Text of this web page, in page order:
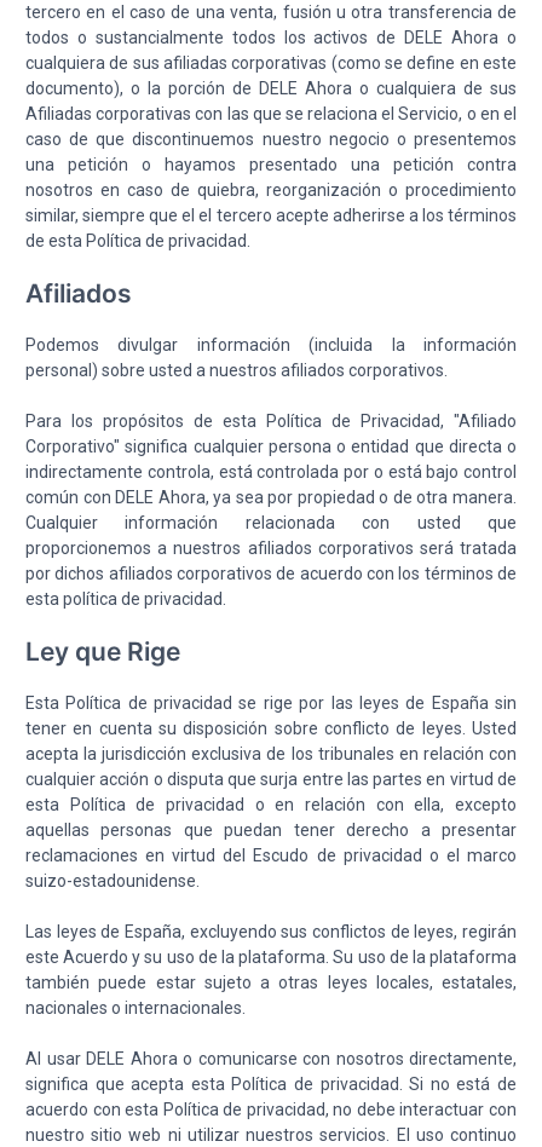
tercero en el caso de una venta, fusión u otra transferencia de
todos o sustancialmente todos los activos de DELE Ahora o
cualquiera de sus afiliadas corporativas (como se define en este
documento), o la porción de DELE Ahora o cualquiera de sus
Afiliadas corporativas con las que se relaciona el Servicio, o en el
caso de que discontinuemos nuestro negocio o presentemos
una petición o hayamos presentado una petición contra
nosotros en caso de quiebra, reorganización o procedimiento
similar, siempre que el el tercero acepte adherirse a los términos
de esta Política de privacidad.
Afiliados
Podemos divulgar información (incluida la información
personal) sobre usted a nuestros afiliados corporativos.
Para los propósitos de esta Política de Privacidad, "Afiliado
Corporativo" significa cualquier persona o entidad que directa o
indirectamente controla, está controlada por o está bajo control
común con DELE Ahora, ya sea por propiedad o de otra manera.
Cualquier información relacionada con usted que
proporcionemos a nuestros afiliados corporativos será tratada
por dichos afiliados corporativos de acuerdo con los términos de
esta política de privacidad.
Ley que Rige
Esta Política de privacidad se rige por las leyes de España sin
tener en cuenta su disposición sobre conflicto de leyes. Usted
acepta la jurisdicción exclusiva de los tribunales en relación con
cualquier acción o disputa que surja entre las partes en virtud de
esta Política de privacidad o en relación con ella, excepto
aquellas personas que puedan tener derecho a presentar
reclamaciones en virtud del Escudo de privacidad o el marco
suizo-estadounidense.
Las leyes de España, excluyendo sus conflictos de leyes, regirán
este Acuerdo y su uso de la plataforma. Su uso de la plataforma
también puede estar sujeto a otras leyes locales, estatales,
nacionales o internacionales.
Al usar DELE Ahora o comunicarse con nosotros directamente,
significa que acepta esta Política de privacidad. Si no está de
acuerdo con esta Política de privacidad, no debe interactuar con
nuestro sitio web ni utilizar nuestros servicios. El uso continuo